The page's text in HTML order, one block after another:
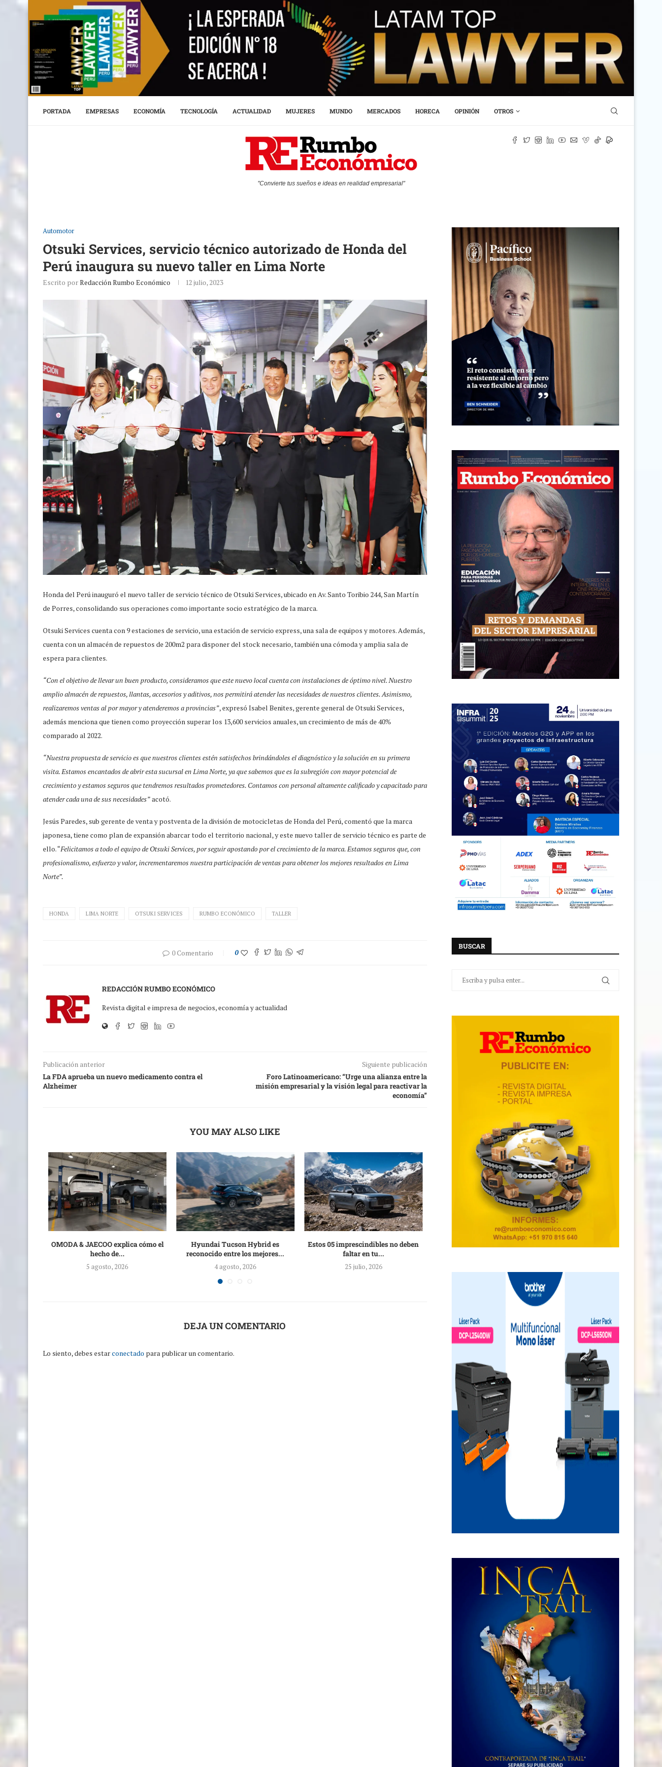
PORTADA EMPRESAS ECONOMÍA TECNOLOGÍA ACTUALIDAD MUJERES MUNDO MERCADOS HORECA OPINIÓN OTROS
"Convierte tus sueños e ideas en realidad empresarial"
Automotor
Otsuki Services, servicio técnico autorizado de Honda del
Perú inaugura su nuevo taller en Lima Norte
Escrito porRedacción Rumbo Económico 12 julio, 2023
Honda del Perú inauguró el nuevo taller de servicio técnico de Otsuki Services, ubicado en Av. Santo Toribio 244, San Martín
de Porres, consolidando sus operaciones como importante socio estratégico de la marca.
Otsuki Services cuenta con 9 estaciones de servicio, una estación de servicio express, una sala de equipos y motores. Además,
cuenta con un almacén de repuestos de 200m2 para disponer del stock necesario, también una cómoda y amplia sala de
espera para clientes.
“Con el objetivo de llevar un buen producto, consideramos que este nuevo local cuenta con instalaciones de óptimo nivel. Nuestro
amplio almacén de repuestos, llantas, accesorios y aditivos, nos permitirá atender las necesidades de nuestros clientes. Asimismo,
realizaremos ventas al por mayor y atenderemos a provincias”, expresó Isabel Benites, gerente general de Otsuki Services,
además menciona que tienen como proyección superar los 13,600 servicios anuales, un crecimiento de más de 40%
comparado al 2022.
“Nuestra propuesta de servicio es que nuestros clientes estén satisfechos brindándoles el diagnóstico y la solución en su primera
visita. Estamos encantados de abrir esta sucursal en Lima Norte, ya que sabemos que es la subregión con mayor potencial de
crecimiento y estamos seguros que tendremos resultados prometedores. Contamos con personal altamente calificado y capacitado para
atender cada una de sus necesidades”acotó.
Jesús Paredes, sub gerente de venta y postventa de la división de motocicletas de Honda del Perú, comentó que la marca
japonesa, tiene como plan de expansión abarcar todo el territorio nacional, y este nuevo taller de servicio técnico es parte de
ello. “Felicitamos a todo el equipo de Otsuki Services, por seguir apostando por el crecimiento de la marca. Estamos seguros que, con
profesionalismo, esfuerzo y valor, incrementaremos nuestra participación de ventas para obtener los mejores resultados en Lima
Norte”.
HONDA LIMA NORTE OTSUKI SERVICES RUMBO ECONÓMICO TALLER
0 Comentario 0
REDACCIÓN RUMBO ECONÓMICO
Revista digital e impresa de negocios, economía y actualidad
Publicación anterior
La FDA aprueba un nuevo medicamento contra el
Alzheimer
Siguiente publicación
Foro Latinoamericano: “Urge una alianza entre la
misión empresarial y la visión legal para reactivar la
economía”
YOU MAY ALSO LIKE
OMODA & JAECOO explica cómo el
hecho de...
5 agosto, 2026
Hyundai Tucson Hybrid es
reconocido entre los mejores...
4 agosto, 2026
Estos 05 imprescindibles no deben
faltar en tu...
25 julio, 2026
DEJA UN COMENTARIO
Lo siento, debes estarconectado para publicar un comentario.
BUSCAR